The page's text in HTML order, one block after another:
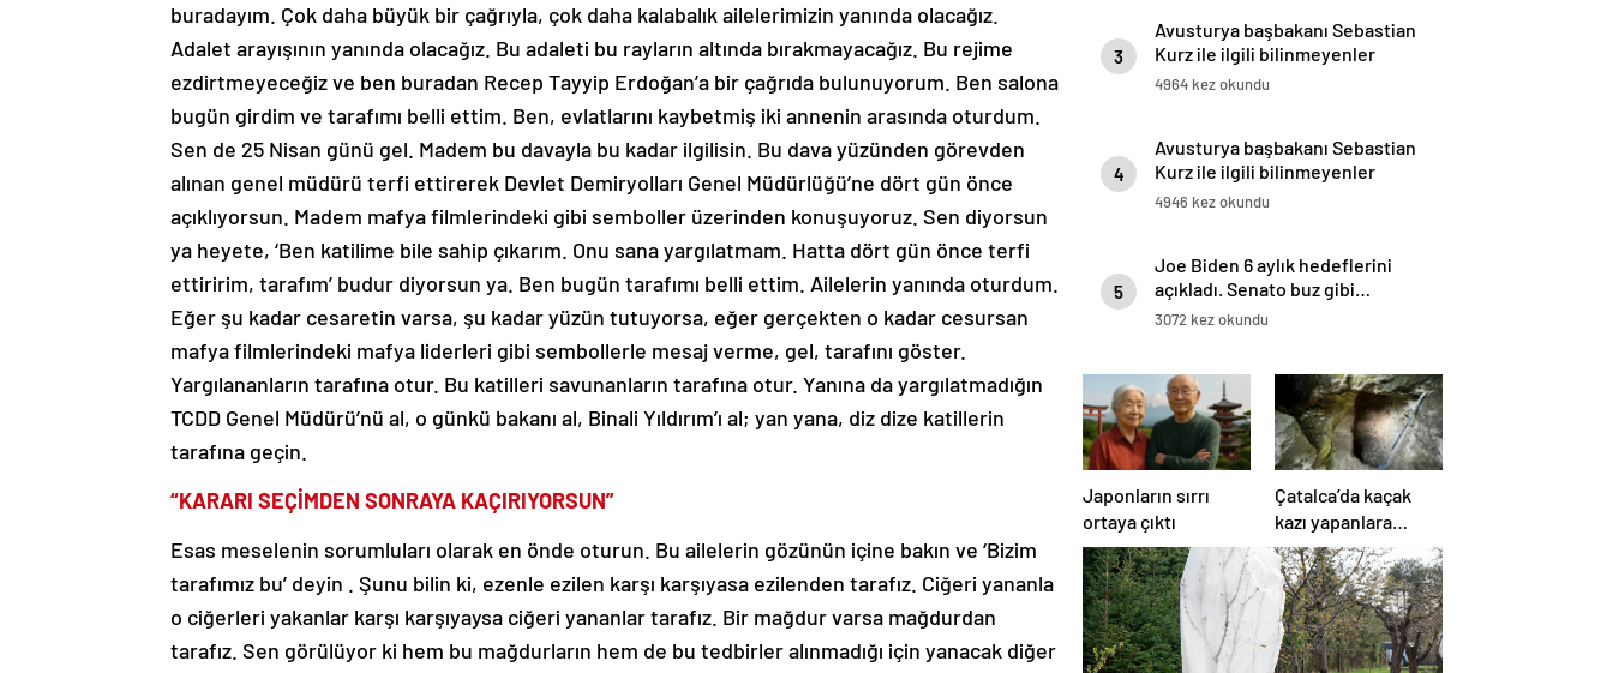
buradayım. Çok daha büyük bir çağrıyla, çok daha kalabalık ailelerimizin yanında olacağız.
Adalet arayışının yanında olacağız. Bu adaleti bu rayların altında bırakmayacağız. Bu rejime
ezdirtmeyeceğiz ve ben buradan Recep Tayyip Erdoğan’a bir çağrıda bulunuyorum. Ben salona
bugün girdim ve tarafımı belli ettim. Ben, evlatlarını kaybetmiş iki annenin arasında oturdum.
Sen de 25 Nisan günü gel. Madem bu davayla bu kadar ilgilisin. Bu dava yüzünden görevden
alınan genel müdürü terfi ettirerek Devlet Demiryolları Genel Müdürlüğü’ne dört gün önce
açıklıyorsun. Madem mafya filmlerindeki gibi semboller üzerinden konuşuyoruz. Sen diyorsun
ya heyete, ‘Ben katilime bile sahip çıkarım. Onu sana yargılatmam. Hatta dört gün önce terfi
ettiririm, tarafım’ budur diyorsun ya. Ben bugün tarafımı belli ettim. Ailelerin yanında oturdum.
Eğer şu kadar cesaretin varsa, şu kadar yüzün tutuyorsa, eğer gerçekten o kadar cesursan
mafya filmlerindeki mafya liderleri gibi sembollerle mesaj verme, gel, tarafını göster.
Yargılananların tarafına otur. Bu katilleri savunanların tarafına otur. Yanına da yargılatmadığın
TCDD Genel Müdürü’nü al, o günkü bakanı al, Binali Yıldırım’ı al; yan yana, diz dize katillerin
tarafına geçin.
“KARARI SEÇİMDEN SONRAYA KAÇIRIYORSUN”
Esas meselenin sorumluları olarak en önde oturun. Bu ailelerin gözünün içine bakın ve ‘Bizim
tarafımız bu’ deyin . Şunu bilin ki, ezenle ezilen karşı karşıyasa ezilenden tarafız. Ciğeri yananla
o ciğerleri yakanlar karşı karşıyaysa ciğeri yananlar tarafız. Bir mağdur varsa mağdurdan
tarafız. Sen görülüyor ki hem bu mağdurların hem de bu tedbirler alınmadığı için yanacak diğer
3
Avusturya başbakanı Sebastian
Kurz ile ilgili bilinmeyenler
4964 kez okundu
4
Avusturya başbakanı Sebastian
Kurz ile ilgili bilinmeyenler
4946 kez okundu
5
Joe Biden 6 aylık hedeflerini
açıkladı. Senato buz gibi…
3072 kez okundu
Japonların sırrı
ortaya çıktı
Çatalca’da kaçak
kazı yapanlara
operasyon: 4
gözaltı